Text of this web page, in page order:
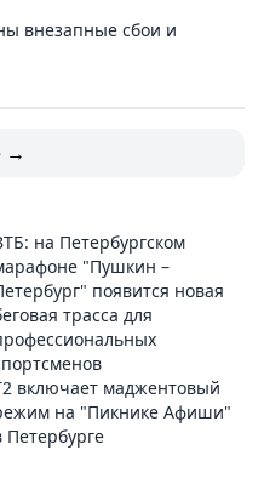
внезапные сбои и
→
на Петербургском
"Пушкин –
появится новая
трасса для
включает маджентовый
на "Пикнике Афиши"
Петербурге